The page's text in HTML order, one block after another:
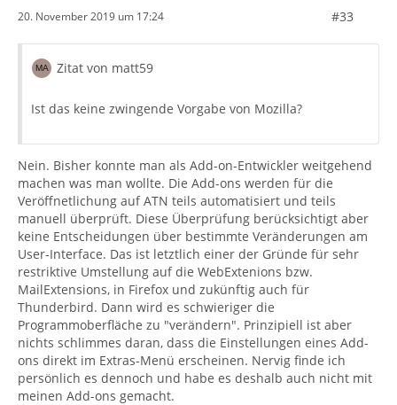
20. November 2019 um 17:24 #33
Zitat von matt59
Ist das keine zwingende Vorgabe von Mozilla?
Nein. Bisher konnte man als Add-on-Entwickler weitgehend
machen was man wollte. Die Add-ons werden für die
Veröffnetlichung auf ATN teils automatisiert und teils
manuell überprüft. Diese Überprüfung berücksichtigt aber
keine Entscheidungen über bestimmte Veränderungen am
User-Interface. Das ist letztlich einer der Gründe für sehr
restriktive Umstellung auf die WebExtenions bzw.
MailExtensions, in Firefox und zukünftig auch für
Thunderbird. Dann wird es schwieriger die
Programmoberfläche zu "verändern". Prinzipiell ist aber
nichts schlimmes daran, dass die Einstellungen eines Add-
ons direkt im Extras-Menü erscheinen. Nervig finde ich
persönlich es dennoch und habe es deshalb auch nicht mit
meinen Add-ons gemacht.